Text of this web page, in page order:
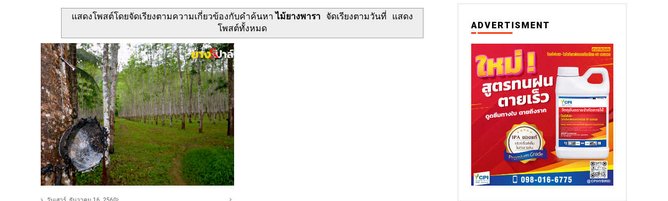
แสดงโพสต์โดยจัดเรียงตามความเกี่ยวข้องกับคำค้นหาไม้ยางพารา จัดเรียงตามวันที่
แสดง
โพสต์ทั้งหมด
ADVERTISMENT